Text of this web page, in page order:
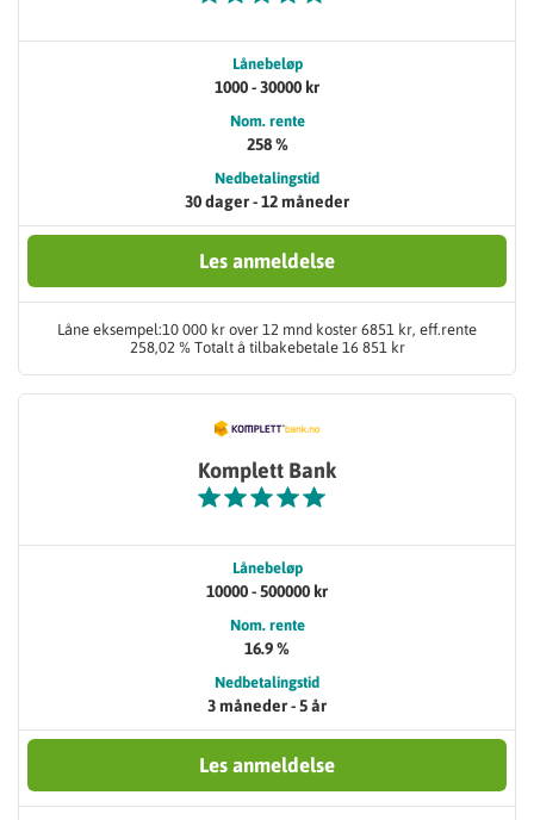
Lånebeløp
1000 - 30000 kr
Nom. rente
258 %
Nedbetalingstid
30 dager - 12 måneder
Les anmeldelse
Låne eksempel:10 000 kr over 12 mnd koster 6851 kr, eff.rente
258,02 % Totalt å tilbakebetale 16 851 kr
Komplett Bank
Lånebeløp
10000 - 500000 kr
Nom. rente
16.9 %
Nedbetalingstid
3 måneder - 5 år
Les anmeldelse